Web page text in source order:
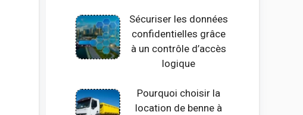
Sécuriser les données
confidentielles grâce
à un contrôle d’accès
logique
Pourquoi choisir la
location de benne à